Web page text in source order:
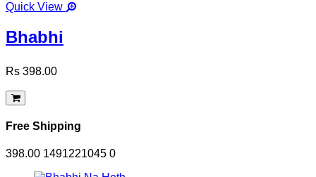
Quick View
Bhabhi
Rs 398.00
Free Shipping
398.00 1491221045 0